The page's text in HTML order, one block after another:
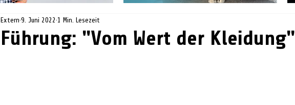
Führung: "Vom Wert der Kleidung"
Extern 9. Juni 2022 1 Min. Lesezeit